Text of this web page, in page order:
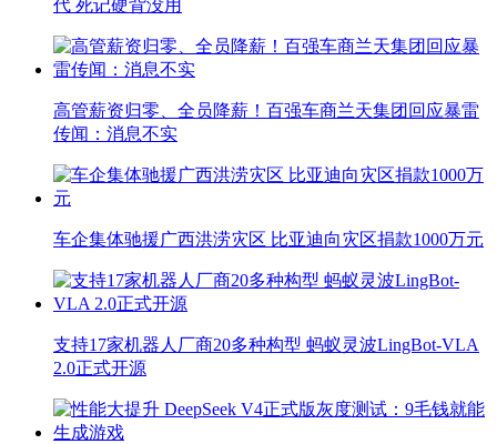
代 死记硬背没用
高管薪资归零、全员降薪！百强车商兰天集团回应暴雷
传闻：消息不实
车企集体驰援广西洪涝灾区 比亚迪向灾区捐款1000万元
支持17家机器人厂商20多种构型 蚂蚁灵波LingBot-VLA
2.0正式开源